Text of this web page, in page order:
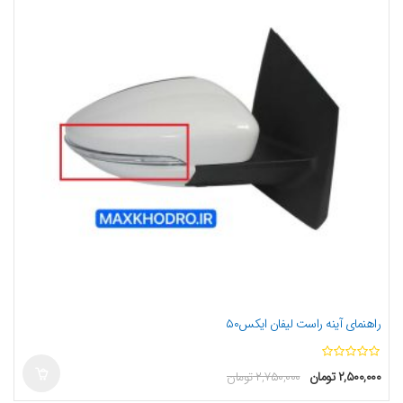
راهنمای آینه راست لیفان ایکس۵۰
۲,۷۵۰,۰۰۰تومان ۲,۵۰۰,۰۰۰تومان